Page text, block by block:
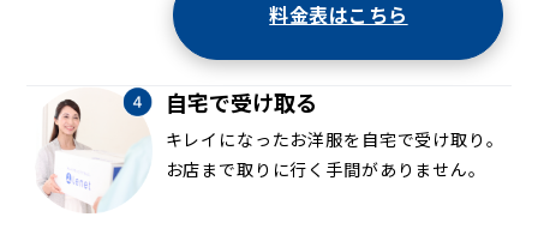
料金表はこちら
自宅で受け取る
キレイになったお洋服を自宅で受け取り。
お店まで取りに行く手間がありません。